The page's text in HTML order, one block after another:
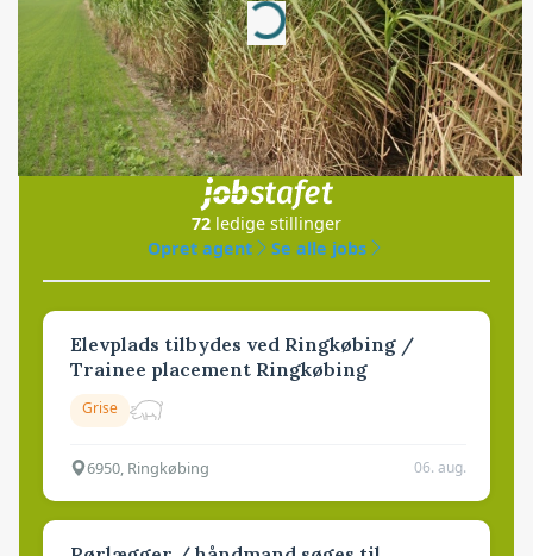
Loading...
Jobs
i samarbejde med
72 ledige stillinger
Opret agent
Se alle jobs
Elevplads tilbydes ved Ringkøbing /
Trainee placement Ringkøbing
Grise
6950, Ringkøbing 06. aug.